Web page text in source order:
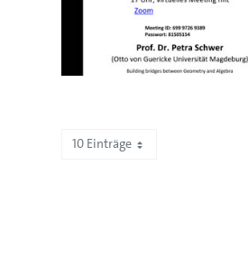
10 Einträge